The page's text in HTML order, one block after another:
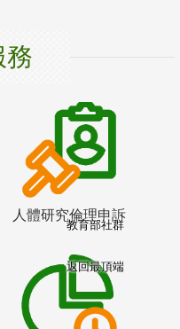
務
人體研究倫理申訴
教育部社群
返回最頂端